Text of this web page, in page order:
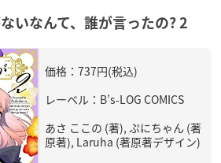
いなんて、誰が言ったの? 2
価格：737円(税込)
レーベル：B’s-LOG COMICS
あさ ここの (著), ぷにちゃん (著
原著), Laruha (著原著デザイン)